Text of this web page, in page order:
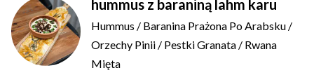
hummus z baraniną lahm karu
Hummus / Baranina Prażona Po Arabsku /
Orzechy Pinii / Pestki Granata / Rwana
Mięta